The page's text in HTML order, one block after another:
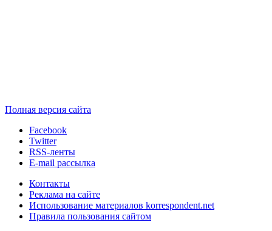
Полная версия сайта
Facebook
Twitter
RSS-ленты
E-mail рассылка
Контакты
Реклама на сайте
Использование материалов korrespondent.net
Правила пользования сайтом